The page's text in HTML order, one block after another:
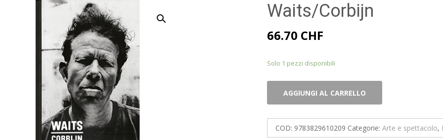
Waits/Corbijn
66.70 CHF
Solo 1 pezzi disponibili
quantità
AGGIUNGI AL CARRELLO
COD: 9783829610209 Categorie: Arte e spettacolo,